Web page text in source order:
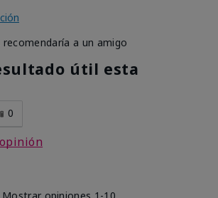
recomendaría a un amigo
útil esta
0